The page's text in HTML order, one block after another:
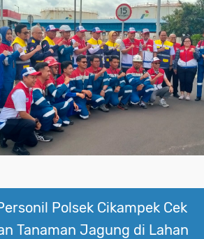
Polsek Cikampek Cek
Tanaman Jagung di Lahan